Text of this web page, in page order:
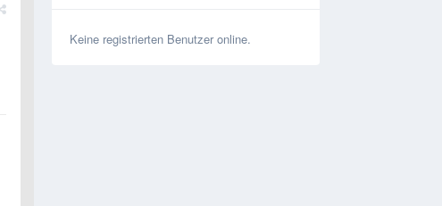
Keine registrierten Benutzer online.